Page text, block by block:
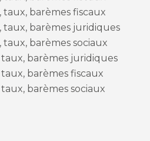
taux, barèmes fiscaux
taux, barèmes juridiques
taux, barèmes sociaux
taux, barèmes juridiques
barèmes fiscaux
barèmes sociaux